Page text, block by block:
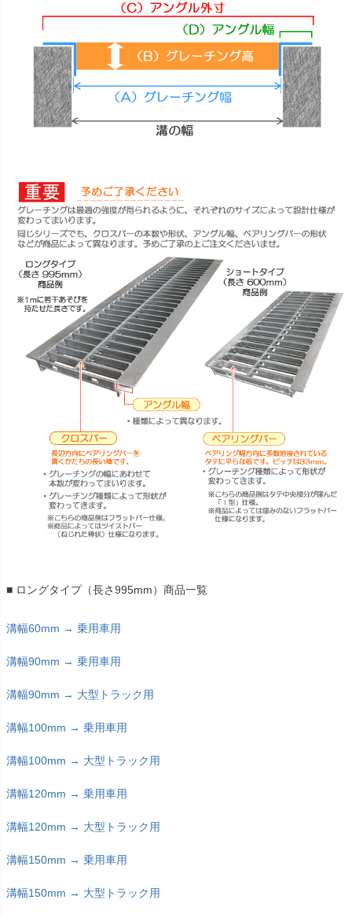
■ ロングタイプ（長さ995mm）商品一覧
溝幅60mm → 乗用車用
溝幅90mm → 乗用車用
溝幅90mm → 大型トラック用
溝幅100mm → 乗用車用
溝幅100mm → 大型トラック用
溝幅120mm → 乗用車用
溝幅120mm → 大型トラック用
溝幅150mm → 乗用車用
溝幅150mm → 大型トラック用